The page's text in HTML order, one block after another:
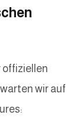
offiziellen
wir auf